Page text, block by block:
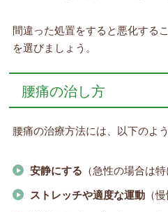
間違った処置をすると悪化する
を選びましょう。
腰痛の治し方
腰痛の治療方法には、以下のよ
安静にする （急性の場合は特
ストレッチや適度な運動（慢